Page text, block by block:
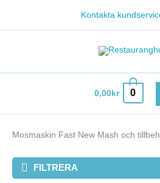
Kontakta
0,00kr 0
Mosmaskin Fast New Mash och
FILTRERA